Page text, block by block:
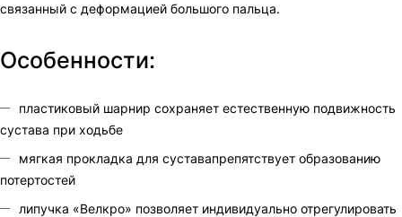
связанный с деформацией большого пальца.
Особенности:
пластиковый шарнир сохраняет естественную подвижность
сустава при ходьбе
мягкая прокладка для суставапрепятствует образованию
потертостей
липучка «Велкро» позволяет индивидуально отрегулировать